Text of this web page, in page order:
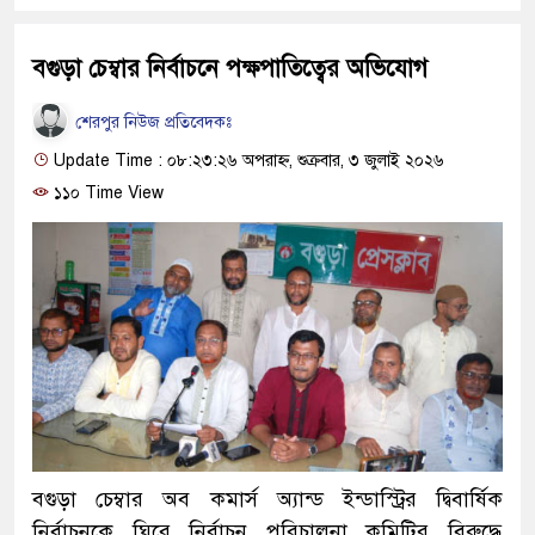
বগুড়া চেম্বার নির্বাচনে পক্ষপাতিত্বের অভিযোগ
শেরপুর নিউজ প্রতিবেদকঃ
Update Time : ০৮:২৩:২৬ অপরাহ্ন, শুক্রবার, ৩ জুলাই ২০২৬
১১০ Time View
বগুড়া চেম্বার অব কমার্স অ্যান্ড ইন্ডাস্ট্রির দ্বিবার্ষিক